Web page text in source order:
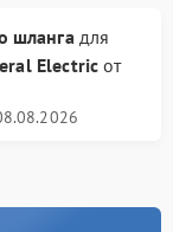
шлангадля
Electricот